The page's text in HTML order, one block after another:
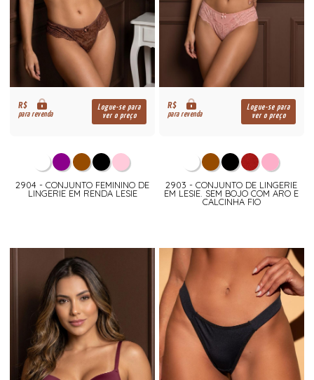
R$
para revenda
Logue-se para
ver o preço
2904 - CONJUNTO FEMININO DE
LINGERIE EM RENDA LESIE
R$
para revenda
Logue-se para
ver o preço
2903 - CONJUNTO DE LINGERIE
EM LESIE. SEM BOJO COM ARO E
CALCINHA FIO